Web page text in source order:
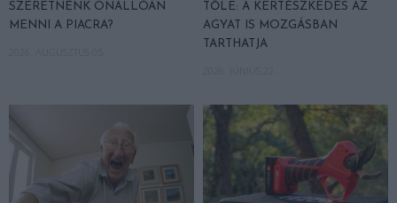
SZERETNÉNK ÖNÁLLÓAN
MENNI A PIACRA?
TŐLE: A KERTÉSZKEDÉS AZ
AGYAT IS MOZGÁSBAN
TARTHATJA